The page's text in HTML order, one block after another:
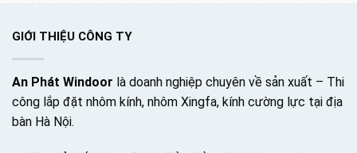
GIỚI THIỆU CÔNG TY
An Phát Windoor là doanh nghiệp chuyên về sản xuất – Thi
công lắp đặt nhôm kính, nhôm Xingfa, kính cường lực tại địa
bàn Hà Nội.